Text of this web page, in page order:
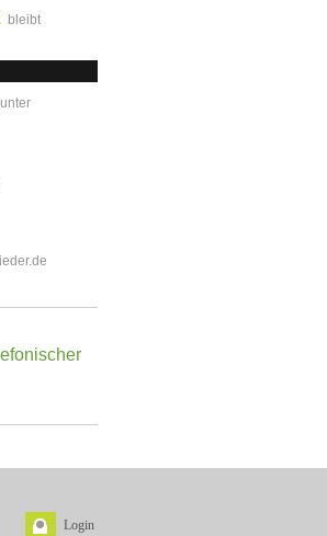
bleibt
Login